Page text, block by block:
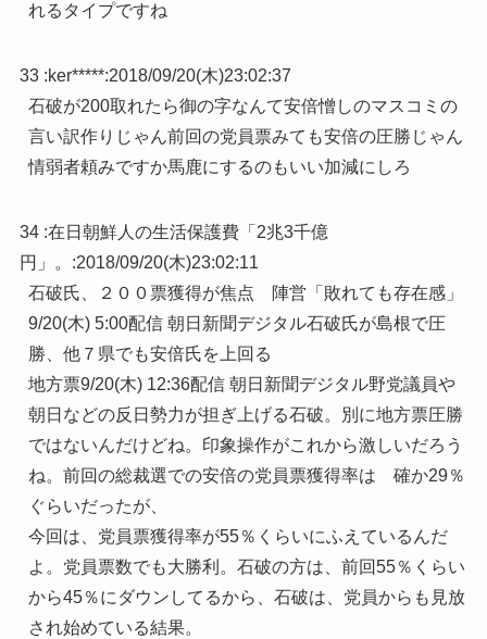
れるタイプですね
33 :ker*****:2018/09/20(木)23:02:37
石破が200取れたら御の字なんて安倍憎しのマスコミの
言い訳作りじゃん前回の党員票みても安倍の圧勝じゃん
情弱者頼みですか馬鹿にするのもいい加減にしろ
34 :在日朝鮮人の生活保護費「2兆3千億
円」。 :2018/09/20(木)23:02:11
石破氏、２００票獲得が焦点 陣営「敗れても存在感」
9/20(木) 5:00配信 朝日新聞デジタル石破氏が島根で圧
勝、他７県でも安倍氏を上回る
地方票9/20(木) 12:36配信 朝日新聞デジタル野党議員や
朝日などの反日勢力が担ぎ上げる石破。別に地方票圧勝
ではないんだけどね。印象操作がこれから激しいだろう
ね。前回の総裁選での安倍の党員票獲得率は 確か29％
ぐらいだったが、
今回は、党員票獲得率が55％くらいにふえているんだ
よ。党員票数でも大勝利。石破の方は、前回55％くらい
から45％にダウンしてるから、石破は、党員からも見放
され始めている結果。